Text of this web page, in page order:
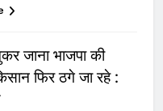
जाना भाजपा की
फिर ठगे जा रहे :